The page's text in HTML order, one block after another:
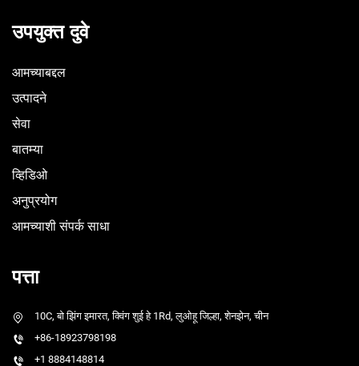
उपयुक्त दुवे
आमच्याबद्दल
उत्पादने
सेवा
बातम्या
व्हिडिओ
अनुप्रयोग
आमच्याशी संपर्क साधा
पत्ता
10C, बो झिंग इमारत, क्विंग शुई हे 1Rd, लुओहू जिल्हा, शेनझेन, चीन
+86-18923798198
+1 8884148814